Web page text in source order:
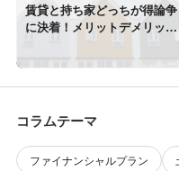
賃貸と持ち家どっちが得論争
に決着！メリットデメリット
コラムテーマ
ファイナンシャルプラン